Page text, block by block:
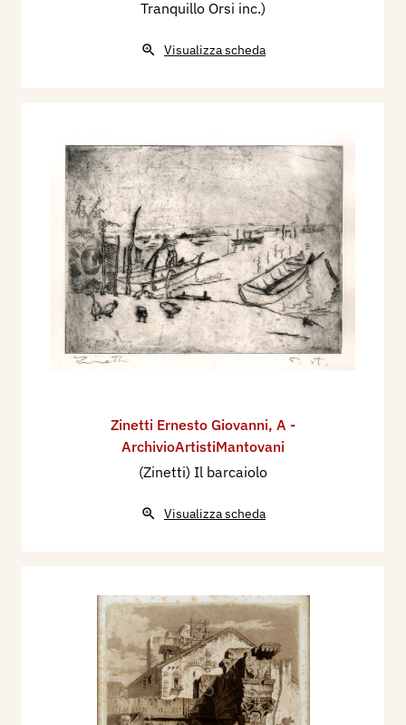
Tranquillo Orsi inc.)
Visualizza scheda
Zinetti Ernesto Giovanni, A -
ArchivioArtistiMantovani
(Zinetti) Il barcaiolo
Visualizza scheda